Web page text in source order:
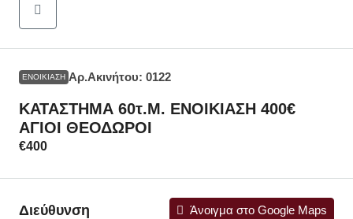
ΕΝΟΙΚΊΑΣΗ Αρ.Ακινήτου: 0122
ΚΑΤΑΣΤΗΜΑ 60τ.μ. ΕΝΟΙΚΙΑΣΗ 400€
ΑΓΙΟΙ ΘΕΟΔΩΡΟΙ
€400
Διεύθυνση Άνοιγμα στο Google Maps